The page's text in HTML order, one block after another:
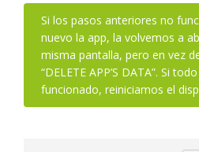
Si los pasos anteriores no
nuevo la app, la volvemos a
misma pantalla, pero en vez
“DELETE APP’S DATA”. Si
funcionado, reiniciamos el